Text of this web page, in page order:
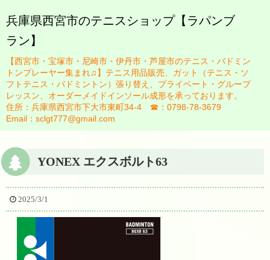
兵庫県西宮市のテニスショップ【ラパンブ
ラン】
【西宮市・宝塚市・尼崎市・伊丹市・芦屋市のテニス・バドミン
トンプレーヤー集まれ♫】テニス用品販売、ガット（テニス・ソ
フトテニス・バドミントン）張り替え、プライベート・グループ
レッスン、オーダーメイドインソール成形を承っております。
住所：兵庫県西宮市下大市東町34-4 ☎：0798-78-3679
Email：sclgt777@gmail.com
YONEX エクスボルト63
2025/3/1
HOME
ブログ
お知らせ一覧
スタッフ紹介
瀬藤祐司
ガット張り替え
レッスン規定